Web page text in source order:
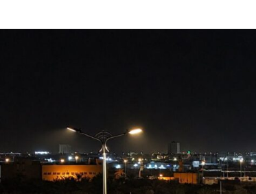
إلى “أثر”
على الطعم